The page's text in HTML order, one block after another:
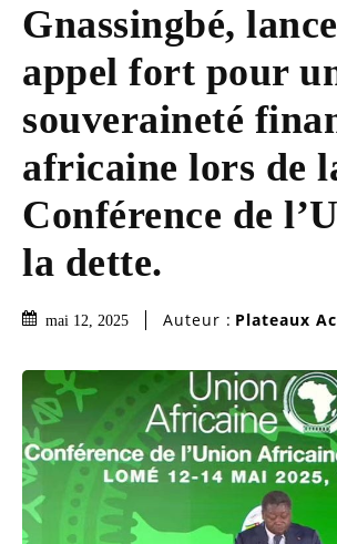
Gnassingbé,
appel fort pour
souveraineté
africaine lors de
Conférence de
la dette.
mai 12, 2025 Auteur : Plateaux